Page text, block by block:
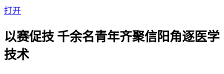
打开
以赛促技 千余名青年齐聚信阳角逐医学
技术